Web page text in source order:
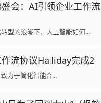
会：AI引领企业工作流
型的浪潮下，人工智能如何...
流协议Halliday完成2
力于简化智能合...